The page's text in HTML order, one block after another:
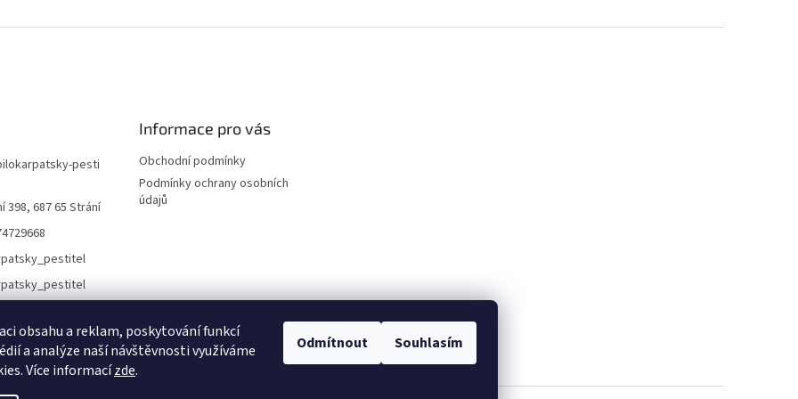
obsahu a reklam, poskytování funkcí
a analýze naší návštěvnosti využíváme
Více informacízde.
Odmítnout Souhlasím
pesti
398, 687 65 Strání
Informace pro vás
Obchodní podmínky
Podmínky ochrany osobních
údajů
Lokality